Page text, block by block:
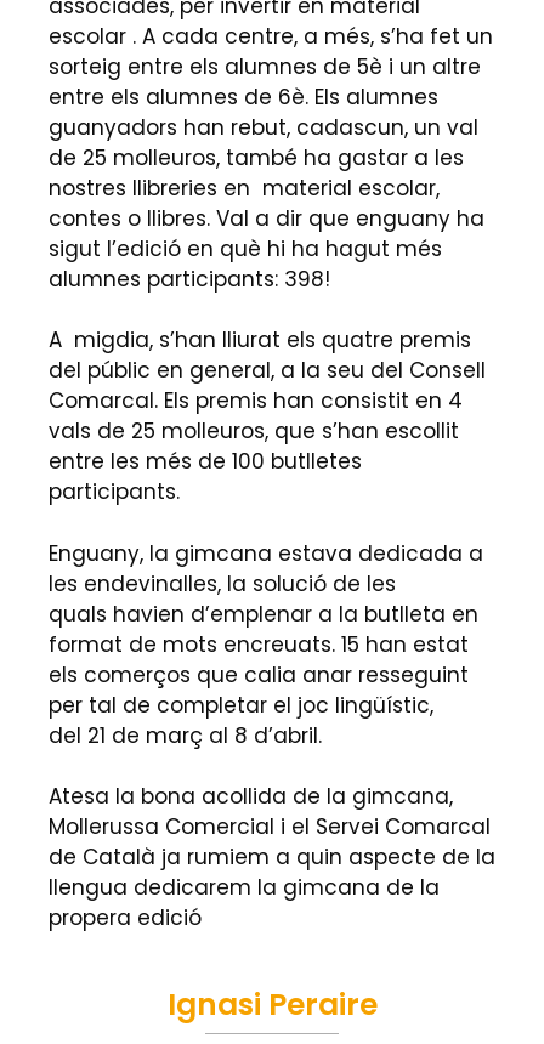
escolar . A cada centre, a més, s’ha fet un
sorteig entre els alumnes de 5è i un altre
entre els alumnes de 6è. Els alumnes
guanyadors han rebut, cadascun, un val
de 25 molleuros, també ha gastar a les
nostres llibreries en material escolar,
contes o llibres. Val a dir que enguany ha
sigut l’edició en què hi ha hagut més
alumnes participants: 398!
A migdia, s’han lliurat els quatre premis
del públic en general, a la seu del Consell
Comarcal. Els premis han consistit en 4
vals de 25 molleuros, que s’han escollit
entre les més de 100 butlletes
participants.
Enguany, la gimcana estava dedicada a
les endevinalles, la solució de les
quals havien d’emplenar a la butlleta en
format de mots encreuats. 15 han estat
els comerços que calia anar resseguint
per tal de completar el joc lingüístic,
del 21 de març al 8 d’abril.
Atesa la bona acollida de la gimcana,
Mollerussa Comercial i el Servei Comarcal
de Català ja rumiem a quin aspecte de la
llengua dedicarem la gimcana de la
propera edició
Ignasi Peraire